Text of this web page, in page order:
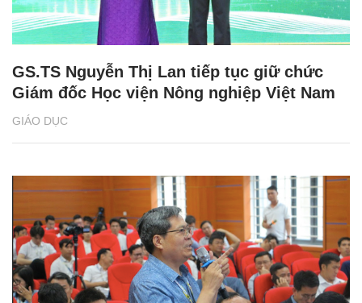
GIÁO DỤC
GS.TS Nguyễn Thị Lan tiếp tục giữ chức
Giám đốc Học viện Nông nghiệp Việt Nam